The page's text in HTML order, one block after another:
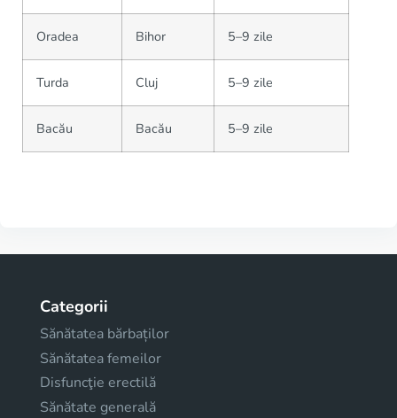
Oradea Bihor 5–9 zile
Turda Cluj 5–9 zile
Bacău Bacău 5–9 zile
Categorii
Sănătatea bărbaților
Sănătatea femeilor
Disfuncţie erectilă
Sănătate generală